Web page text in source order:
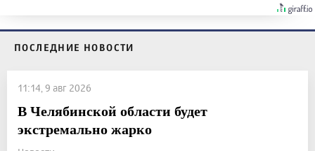
ПОСЛЕДНИЕ НОВОСТИ
11:14, 9 авг 2026
В Челябинской области будет
экстремально жарко